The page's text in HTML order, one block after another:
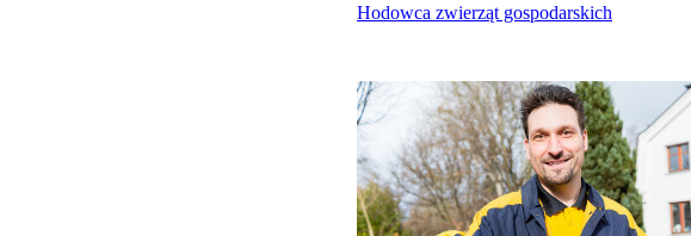
Hodowca zwierząt gospodarskich